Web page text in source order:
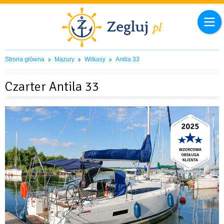
Strona główna Mazury Wilkasy Antila 33
Czarter Antila 33